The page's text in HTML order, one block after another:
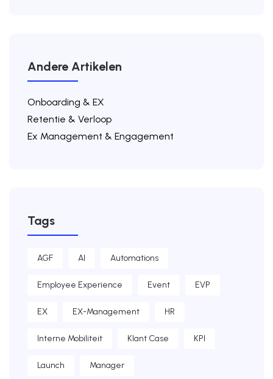
Andere Artikelen
Onboarding & EX
Retentie & Verloop
Ex Management & Engagement
Tags
AGF AI Automations
Employee Experience Event EVP
EX EX-Management HR
Interne Mobiliteit Klant Case KPI
Launch Manager